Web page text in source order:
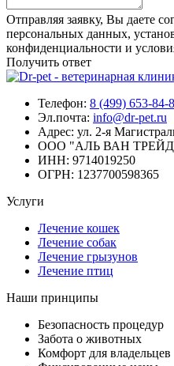
Отправляя заявку, Вы даете
персональных данных,
конфиденциальности и
Получить ответ
Телефон: 8 (499) 653-84-
Эл.почта: info@dr-pet.ru
Адрес: ул. 2-я
ООО "АЛЬ ВАН
ИНН: 9714019250
ОГРН: 1237700598365
Услуги
Лечение кошек
Лечение собак
Лечение грызунов
Лечение птиц
Наши принципы
Безопасность процедур
Забота о животных
Комфорт для владельцев